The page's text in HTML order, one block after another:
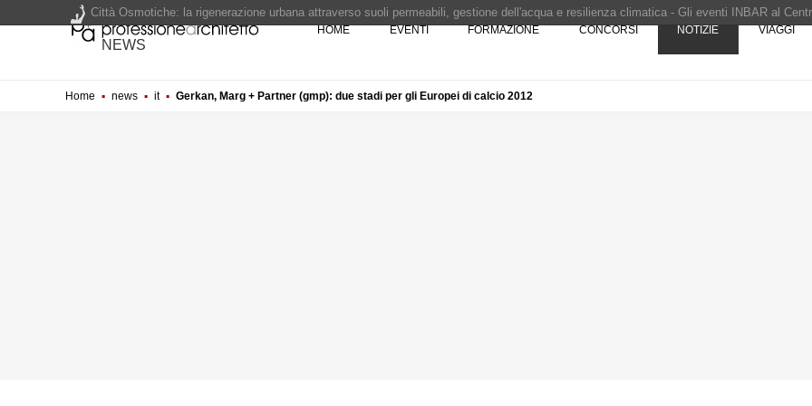
NEWS
HOME EVENTI FORMAZIONE CONCORSI NOTIZIE VIAGGI
Home ▪ news ▪ it ▪ Gerkan, Marg + Partner (gmp): due stadi per gli Europei di calcio 2012
Un nuovo volto per il lungomare di Villammare - Concorso di progettazione a procedura aperta due fasi Montepremi: 18.000 euro